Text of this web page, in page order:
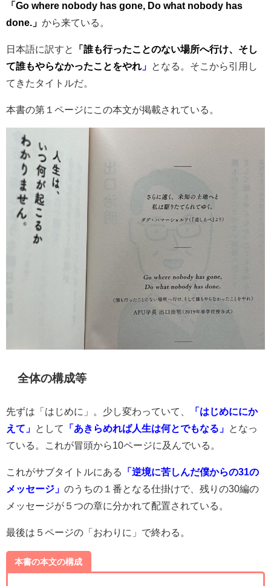
「Go where nobody has gone, Do what nobody has
done.」 から来ている。
日本語に訳すと
「誰も行ったことのない場所へ行け、そし
て誰もやらなかったことをやれ 」
となる。そこから引用し
てきたタイトルだ。
本書の第１ページにこの本文が掲載されている。
全体の構成等
先ずは「はじめに」。少し変わっていて、
「はじめににか
えて」
として 「あきらめれば人生は何とでもなる」
となっ
ている。これが冒頭から10ページに及んでいる。
これがサブタイトルにある
「逆境に苦しんだ僕からの31の
メッセージ」 のうちの１番となる仕掛けで、残りの30編の
メッセージが５つの章に分かれて配置されている。
最後は５ページの「おわりに」で終わる。
本書の本文の構成